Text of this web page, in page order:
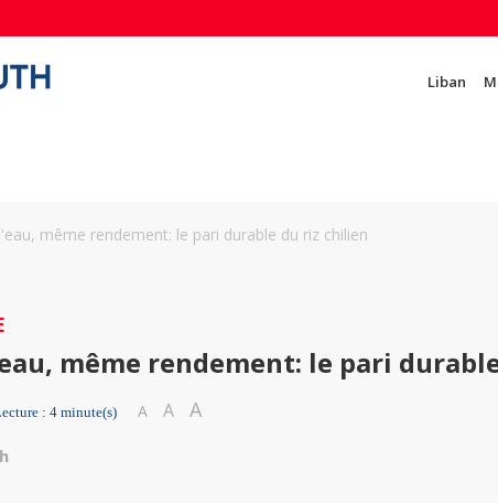
Liban
même rendement: le pari durable du riz chilien
même rendement: le pari
: 4 minute(s) A A A